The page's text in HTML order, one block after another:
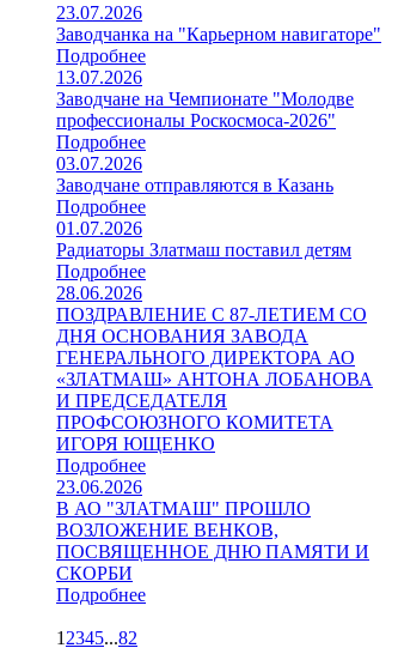
23.07.2026
Заводчанка на "Карьерном навигаторе"
Подробнее
13.07.2026
Заводчане на Чемпионате "Молодве
профессионалы Роскосмоса-2026"
Подробнее
03.07.2026
Заводчане отправляются в Казань
Подробнее
01.07.2026
Радиаторы Златмаш поставил детям
Подробнее
28.06.2026
ПОЗДРАВЛЕНИЕ С 87-ЛЕТИЕМ СО
ДНЯ ОСНОВАНИЯ ЗАВОДА
ГЕНЕРАЛЬНОГО ДИРЕКТОРА АО
«ЗЛАТМАШ» АНТОНА ЛОБАНОВА
И ПРЕДСЕДАТЕЛЯ
ПРОФСОЮЗНОГО КОМИТЕТА
ИГОРЯ ЮЩЕНКО
Подробнее
23.06.2026
В АО "ЗЛАТМАШ" ПРОШЛО
ВОЗЛОЖЕНИЕ ВЕНКОВ,
ПОСВЯЩЕННОЕ ДНЮ ПАМЯТИ И
СКОРБИ
Подробнее
1 2345...82